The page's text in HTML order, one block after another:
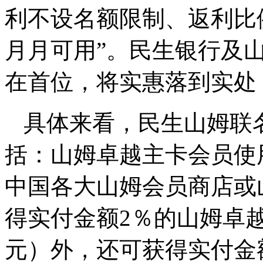
利不设名额限制、返利
月月可用”。民生银行及
在首位，将实惠落到实
具体来看，民生山姆联
括：山姆卓越主卡会员
中国各大山姆会员商店
得实付金额2％的山姆卓
元）外，还可获得实付